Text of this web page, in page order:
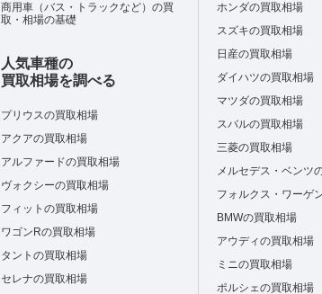
商用車（バス・トラックなど）の買
取・相場の基礎
人気車種の
買取相場を調べる
プリウスの買取相場
アクアの買取相場
アルファードの買取相場
ヴォクシーの買取相場
フィットの買取相場
ワゴンRの買取相場
タントの買取相場
セレナの買取相場
ホンダの買取相場
スズキの買取相場
日産の買取相場
ダイハツの買取相場
マツダの買取相場
スバルの買取相場
三菱の買取相場
メルセデス・ベンツ
フォルクス・ワーゲ
BMWの買取相場
アウディの買取相場
ミニの買取相場
ポルシェの買取相場